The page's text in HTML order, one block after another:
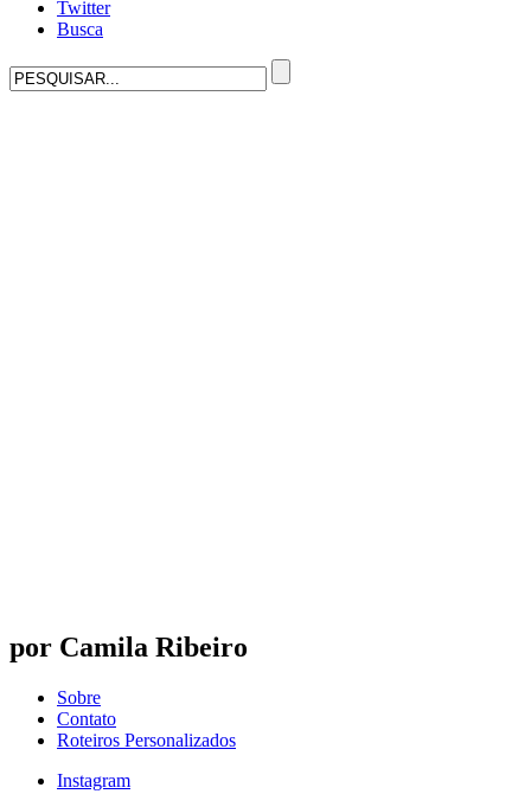
Twitter
Busca
por Camila Ribeiro
Sobre
Contato
Roteiros Personalizados
Instagram